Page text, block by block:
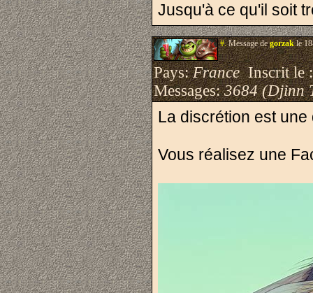
Jusqu'à ce qu'il soit
#.Message degorzakle
Pays:FranceInscrit le
Messages:3684 (Djinn
La discrétion est
Vous réalisez une